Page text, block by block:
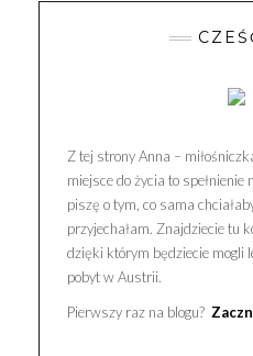
Z tej strony Anna –
miejsce do życia to spełnienie
piszę o tym, co sama
przyjechałam. Znajdziecie tu
dzięki którym będziecie mogli
pobyt w Austrii.
Pierwszy raz na blogu?